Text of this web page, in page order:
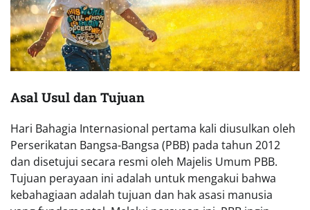
Asal Usul dan Tujuan
Hari Bahagia Internasional pertama kali diusulkan oleh
Perserikatan Bangsa-Bangsa (PBB) pada tahun 2012
dan disetujui secara resmi oleh Majelis Umum PBB.
Tujuan perayaan ini adalah untuk mengakui bahwa
kebahagiaan adalah tujuan dan hak asasi manusia